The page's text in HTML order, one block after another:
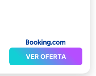
VER OFERTA